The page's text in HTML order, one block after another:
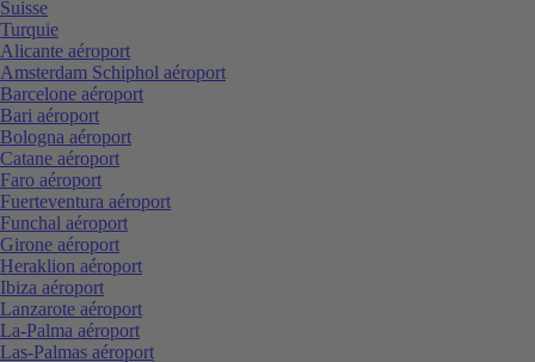
Suisse
Turquie
Alicante aéroport
Amsterdam Schiphol aéroport
Barcelone aéroport
Bari aéroport
Bologna aéroport
Catane aéroport
Faro aéroport
Fuerteventura aéroport
Funchal aéroport
Girone aéroport
Heraklion aéroport
Ibiza aéroport
Lanzarote aéroport
La-Palma aéroport
Las-Palmas aéroport